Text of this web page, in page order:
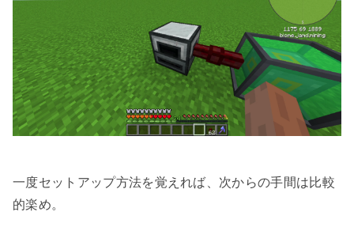
一度セットアップ方法を覚えれば、次からの手間は比較
的楽め。